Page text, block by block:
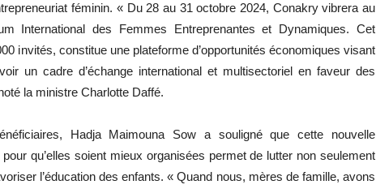
féminin. « Du 28 au 31 octobre 2024, Conakry vibrera au
International des Femmes Entreprenantes et Dynamiques. Cet
invités, constitue une plateforme d’opportunités économiques visant
un cadre d’échange international et multisectoriel en faveur des
la ministre Charlotte Daffé.
Hadja Maimouna Sow a souligné que cette nouvelle
qu’elles soient mieux organisées permet de lutter non seulement
l’éducation des enfants. « Quand nous, mères de famille, avons